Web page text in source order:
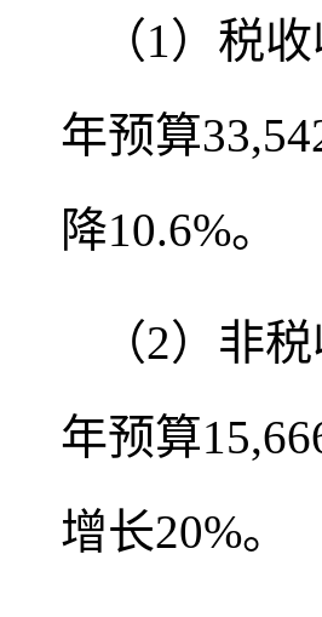
（1）税
年预算
降10.6%。
（2）非
年预算
增长20%。